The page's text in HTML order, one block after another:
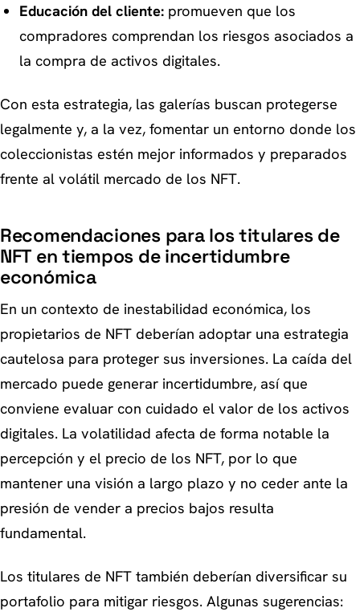
Educación del cliente:promueven que los
compradores comprendan los riesgos asociados a
la compra de activos digitales.
Con esta estrategia, las galerías buscan protegerse
legalmente y, a la vez, fomentar un entorno donde los
coleccionistas estén mejor informados y preparados
frente al volátil mercado de los NFT.
Recomendaciones para los titulares de
NFT en tiempos de incertidumbre
económica
En un contexto de inestabilidad económica, los
propietarios de NFT deberían adoptar una estrategia
cautelosa para proteger sus inversiones. La caída del
mercado puede generar incertidumbre, así que
conviene evaluar con cuidado el valor de los activos
digitales. La volatilidad afecta de forma notable la
percepción y el precio de los NFT, por lo que
mantener una visión a largo plazo y no ceder ante la
presión de vender a precios bajos resulta
fundamental.
Los titulares de NFT también deberían diversificar su
portafolio para mitigar riesgos. Algunas sugerencias: